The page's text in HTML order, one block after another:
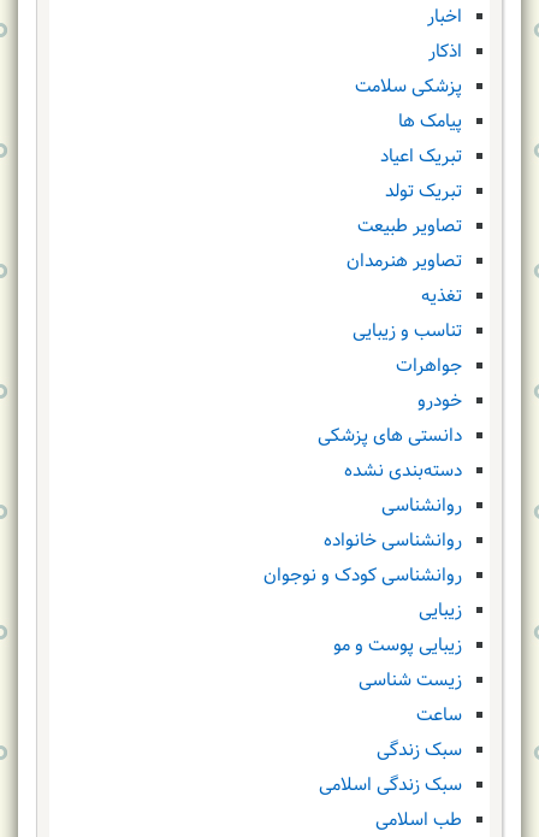
اخبار
اذکار
پزشکی سلامت
پیامک ها
تبریک اعیاد
تبریک تولد
تصاویر طبیعت
تصاویر هنرمدان
تغذیه
تناسب و زیبایی
جواهرات
خودرو
دانستی های پزشکی
دسته‌بندی نشده
روانشناسی
روانشناسی خانواده
روانشناسی کودک و نوجوان
زیبایی
زیبایی پوست و مو
زیست شناسی
ساعت
سبک زندگی
سبک زندگی اسلامی
طب اسلامی